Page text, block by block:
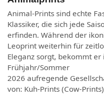
Animal-Prints sind echte
Klassiker, die sich jede
erfinden. Während der
Leoprint weiterhin für
Eleganz sorgt, bekommt er
Frühjahr/Sommer
2026 aufregende
von: Kuh-Prints (Cow-